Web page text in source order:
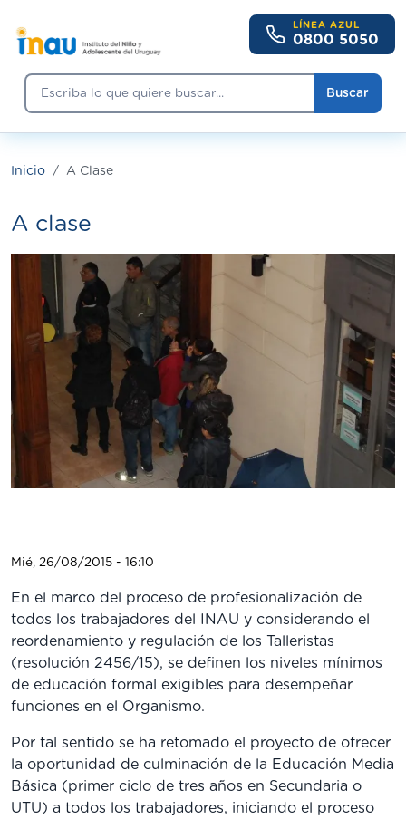
Buscar
Buscar
LÍNEA AZUL
0800 5050
Inicio A Clase
A clase
Imagen
Mié, 26/08/2015 - 16:10
En el marco del proceso de profesionalización de
todos los trabajadores del INAU y considerando el
reordenamiento y regulación de los Talleristas
(resolución 2456/15), se definen los niveles mínimos
de educación formal exigibles para desempeñar
funciones en el Organismo.
Por tal sentido se ha retomado el proyecto de ofrecer
la oportunidad de culminación de la Educación Media
Básica (primer ciclo de tres años en Secundaria o
UTU) a todos los trabajadores, iniciando el proceso